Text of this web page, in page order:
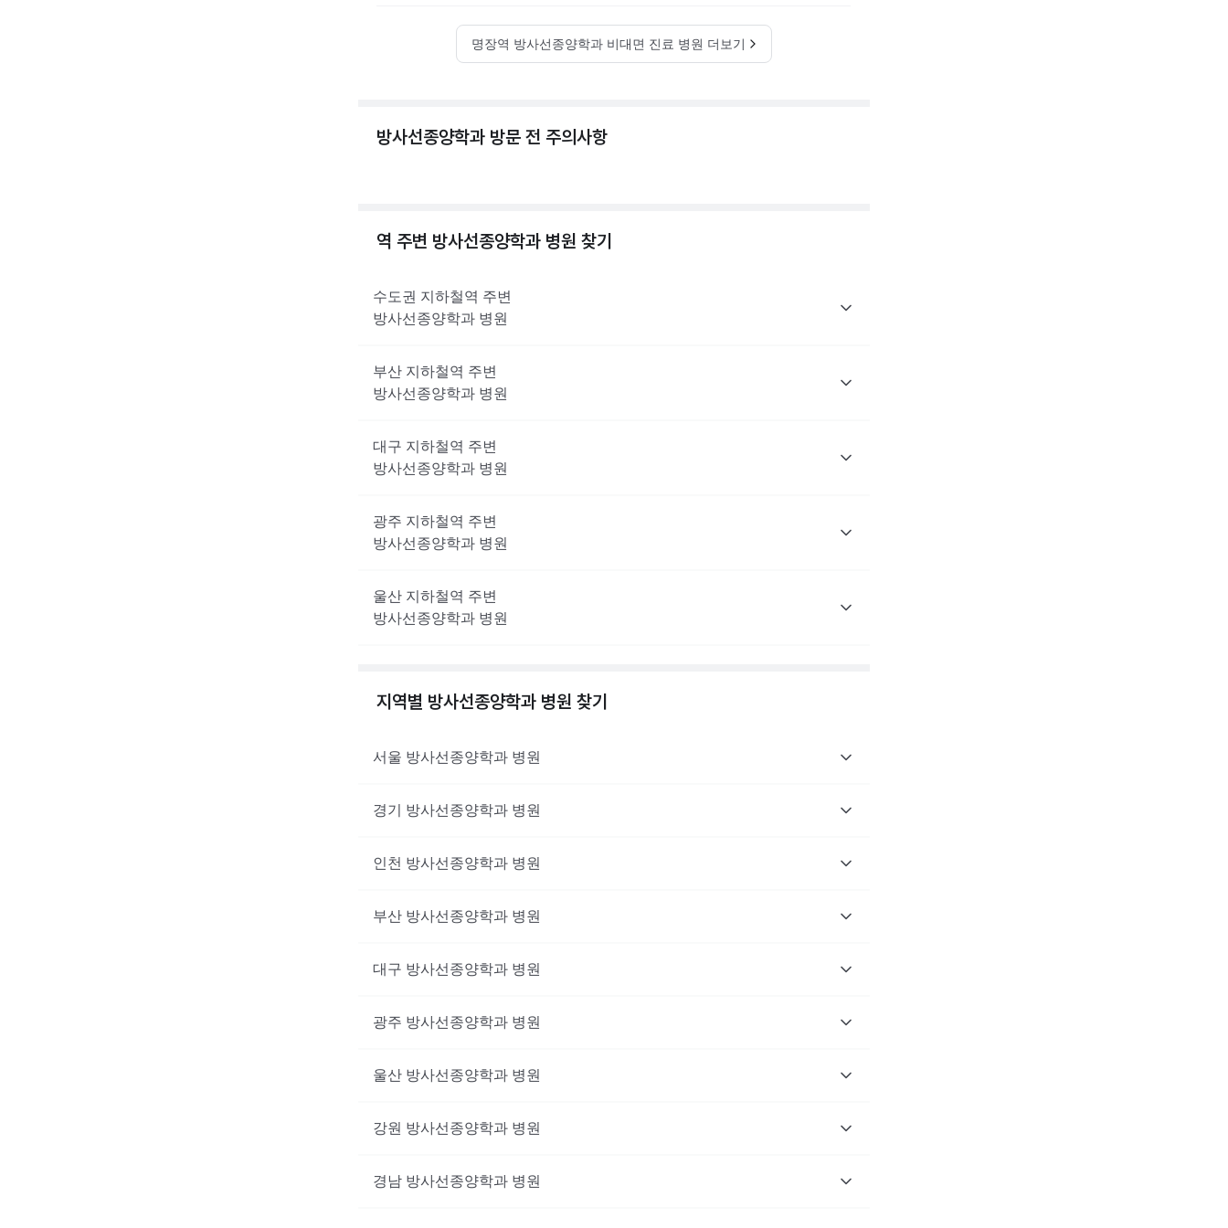
명장역 방사선종양학과 비대면 진료 병원 더보기
방사선종양학과 방문 전 주의사항
역 주변 방사선종양학과 병원 찾기
수도권 지하철역 주변
방사선종양학과 병원
부산 지하철역 주변
방사선종양학과 병원
대구 지하철역 주변
방사선종양학과 병원
광주 지하철역 주변
방사선종양학과 병원
울산 지하철역 주변
방사선종양학과 병원
지역별 방사선종양학과 병원 찾기
서울 방사선종양학과 병원
경기 방사선종양학과 병원
인천 방사선종양학과 병원
부산 방사선종양학과 병원
대구 방사선종양학과 병원
광주 방사선종양학과 병원
울산 방사선종양학과 병원
강원 방사선종양학과 병원
경남 방사선종양학과 병원